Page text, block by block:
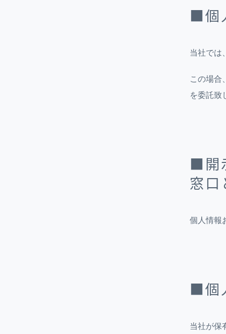
■個
当社では
この場合
を委託致
■開
窓口
個人情
■個
当社が保